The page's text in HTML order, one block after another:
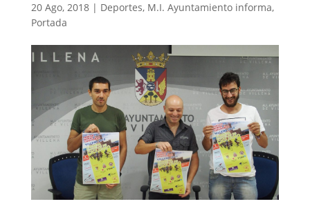
20 Ago, 2018| Deportes, M.I. Ayuntamiento informa,
Portada